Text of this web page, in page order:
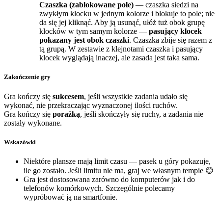
Czaszka (zablokowane pole) — czaszka siedzi na
zwykłym klocku w jednym kolorze i blokuje to pole; nie
da się jej kliknąć. Aby ją usunąć, ułóż tuż obok grupę
klocków w tym samym kolorze — pasujący klocek
pokazany jest obok czaszki. Czaszka zbije się razem z
tą grupą. W zestawie z klejnotami czaszka i pasujący
klocek wyglądają inaczej, ale zasada jest taka sama.
Zakończenie gry
Gra kończy się sukcesem, jeśli wszystkie zadania udało się
wykonać, nie przekraczając wyznaczonej ilości ruchów.
Gra kończy się porażką, jeśli skończyły się ruchy, a zadania nie
zostały wykonane.
Wskazówki
Niektóre plansze mają limit czasu — pasek u góry pokazuje,
ile go zostało. Jeśli limitu nie ma, graj we własnym tempie 😊
Gra jest dostosowana zarówno do komputerów jak i do
telefonów komórkowych. Szczególnie polecamy
wypróbować ją na smartfonie.